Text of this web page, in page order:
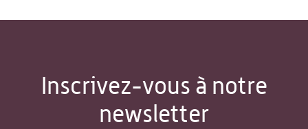
Inscrivez-vous à notre
newsletter